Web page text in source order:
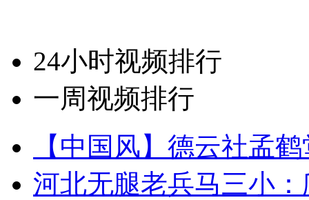
24小时视频排行
一周视频排行
【中国风】德云社孟
河北无腿老兵马三小